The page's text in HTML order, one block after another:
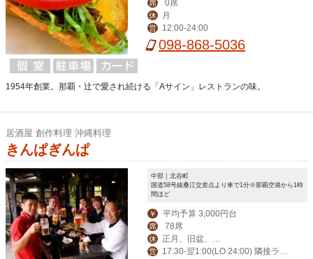
席 0席
休 月
営 12:00-24:00
098-868-5036
1954年創業。那覇・辻で愛され続ける「Aサイン」レストランの味。
居酒屋 創作料理 沖縄料理
きんぱぎんぱ
中部｜北谷町
国道58号線桑江交差点より車で1分※那覇空港から1時
間ほど
￥ 平均予算 3,000円台
席 78席
休
正月、旧盆、第
ニ水曜日
営
17:30-翌1:00(LO 24:00) 隣接ラー